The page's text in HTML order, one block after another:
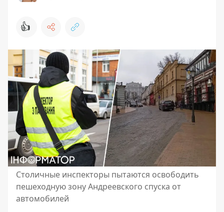
👍
Столичные инспекторы пытаются освободить
пешеходную зону Андреевского спуска от
автомобилей